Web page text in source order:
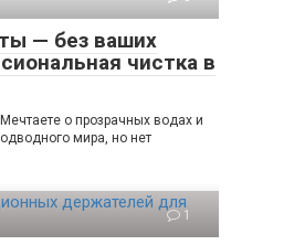
— без ваших
чистка в
Мечтаете о прозрачных водах и
мира, но нет
1